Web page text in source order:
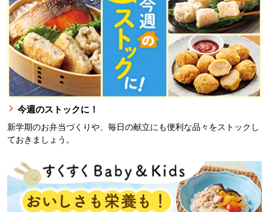
今週のストックに！
新学期のお弁当づくりや、毎日の献立にも便利な品々をストックし
ておきましょう。